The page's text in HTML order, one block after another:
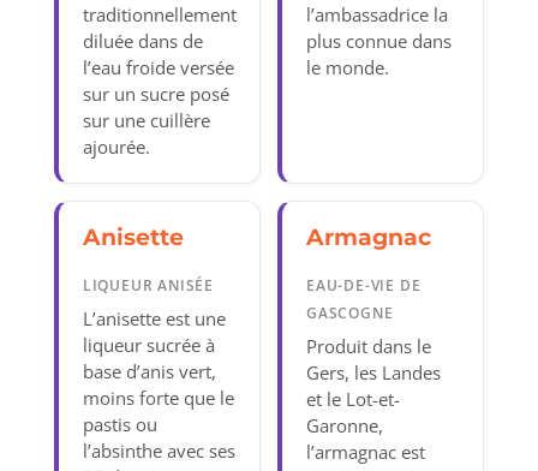
traditionnellement
diluée dans de
l’eau froide versée
sur un sucre posé
sur une cuillère
ajourée.
l’ambassadrice la
plus connue dans
le monde.
Anisette
LIQUEUR ANISÉE
L’anisette est une
liqueur sucrée à
base d’anis vert,
moins forte que le
pastis ou
l’absinthe avec ses
Armagnac
EAU-DE-VIE DE
GASCOGNE
Produit dans le
Gers, les Landes
et le Lot-et-
Garonne,
l’armagnac est